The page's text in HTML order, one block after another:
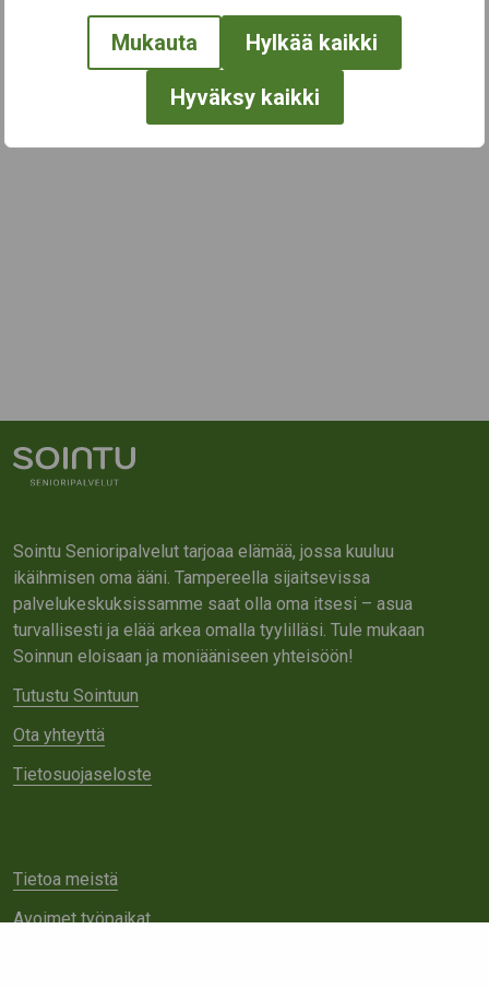
Mukauta Hylkää kaikki
Hyväksy kaikki
Sointu Senioripalvelut tarjoaa elämää, jossa kuuluu
ikäihmisen oma ääni. Tampereella sijaitsevissa
palvelukeskuksissamme saat olla oma itsesi – asua
turvallisesti ja elää arkea omalla tyylilläsi. Tule mukaan
Soinnun eloisaan ja moniääniseen yhteisöön!
Tutustu Sointuun
Ota yhteyttä
Tietosuojaseloste
Tietoa meistä
Avoimet työpaikat